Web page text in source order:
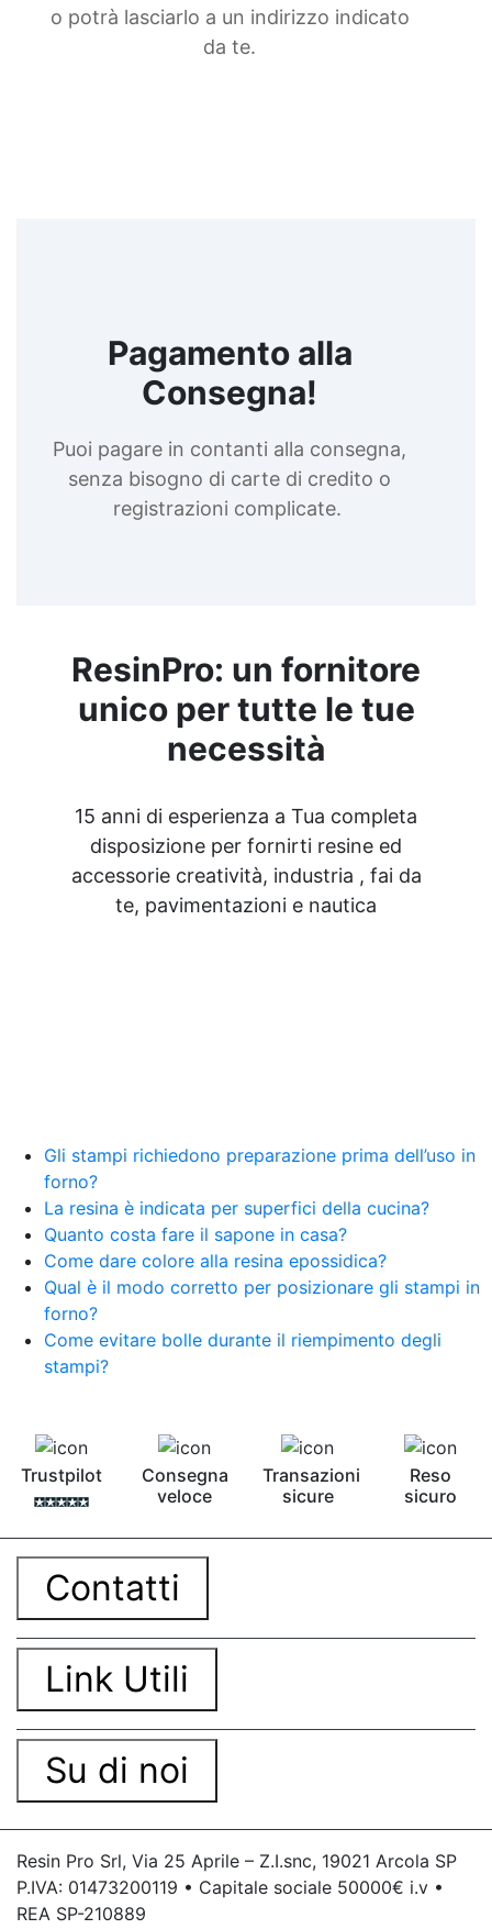
o potrà lasciarlo a un indirizzo indicato
da te.
Pagamento alla
Consegna!
Puoi pagare in contanti alla consegna,
senza bisogno di carte di credito o
registrazioni complicate.
ResinPro: un fornitore
unico per tutte le tue
necessità
15 anni di esperienza a Tua completa
disposizione per fornirti resine ed
accessorie creatività, industria , fai da
te, pavimentazioni e nautica
Gli stampi richiedono preparazione prima dell’uso in
forno?
La resina è indicata per superfici della cucina?
Quanto costa fare il sapone in casa?
Come dare colore alla resina epossidica?
Qual è il modo corretto per posizionare gli stampi in
forno?
Come evitare bolle durante il riempimento degli
stampi?
Trustpilot
Consegna
veloce
Transazioni
sicure
Reso
sicuro
Contatti
Link Utili
Su di noi
Resin Pro Srl, Via 25 Aprile – Z.I.snc, 19021 Arcola SP
P.IVA: 01473200119 • Capitale sociale 50000€ i.v •
REA SP-210889